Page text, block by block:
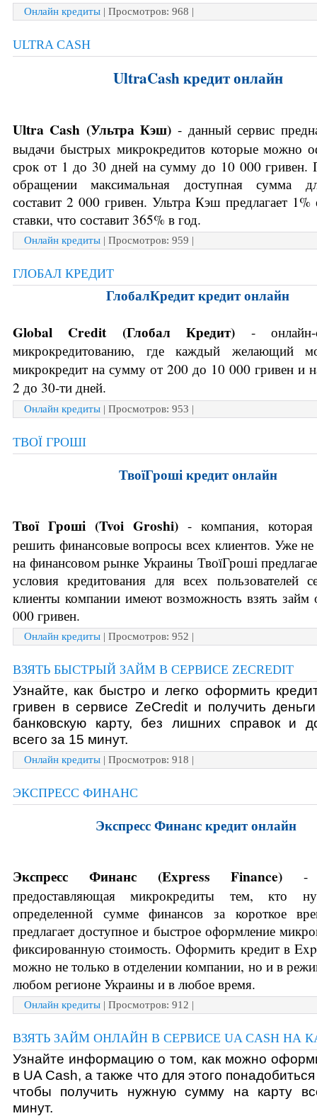
Онлайн кредиты | Просмотров: 968 |
ULTRA CASH
UltraCash кредит онлайн
Ultra Cash (Ультра Кэш) - данный сервис
выдачи быстрых микрокредитов которые можно
срок от 1 до 30 дней на сумму до 10 000 гривен.
обращении максимальная доступная сумма
составит 2 000 гривен. Ультра Кэш предлагает 1%
ставки, что составит 365% в год.
Онлайн кредиты | Просмотров: 959 |
ГЛОБАЛ КРЕДИТ
ГлобалКредит кредит онлайн
Global Credit (Глобал Кредит) - онлайн
микрокредитованию, где каждый желающий
микрокредит на сумму от 200 до 10 000 гривен и
2 до 30-ти дней.
Онлайн кредиты | Просмотров: 953 |
ТВОЇ ГРОШІ
ТвоїГроші кредит онлайн
Твої Гроші (Tvoi Groshi) - компания, которая
решить финансовые вопросы всех клиентов. Уже
на финансовом рынке Украины ТвоїГроші
условия кредитования для всех пользователей
клиенты компании имеют возможность взять
000 гривен.
Онлайн кредиты | Просмотров: 952 |
ВЗЯТЬ БЫСТРЫЙ ЗАЙМ В СЕРВИСЕ ZECREDIT
Узнайте, как быстро и легко оформить
гривен в сервисе ZeCredit и получить
банковскую карту, без лишних справок и
всего за 15 минут.
Онлайн кредиты | Просмотров: 918 |
ЭКСПРЕСС ФИНАНС
Экспресс Финанс кредит онлайн
Экспресс Финанс (Express Finance) -
предоставляющая микрокредиты тем, кто
определенной сумме финансов за короткое
предлагает доступное и быстрое оформление
фиксированную стоимость. Оформить кредит в
можно не только в отделении компании, но и в
любом регионе Украины и в любое время.
Онлайн кредиты | Просмотров: 912 |
ВЗЯТЬ ЗАЙМ ОНЛАЙН В СЕРВИСЕ UA CASH НА
Узнайте информацию о том, как можно
в UA Cash, а также что для этого
чтобы получить нужную сумму на карту
минут.